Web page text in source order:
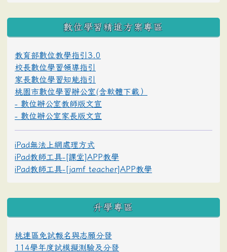
數位學習精進方案專區
教育部數位教學指引3.0
校長數位學習領導指引
家長數位學習知能指引
桃園市數位學習辦公室(含軟體下載）
- 數位辦公室教師版文宣
- 數位辦公室家長版文宣
iPad無法上網處理方式
iPad教師工具-[課堂]APP教學
iPad教師工具-[jamf teacher]APP教學
升學專區
桃連區免試報名與志願分發
114學年度試模擬測驗及分發